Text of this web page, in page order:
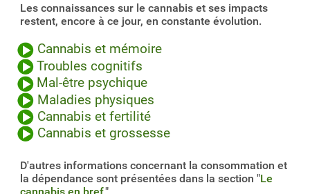
Les connaissances sur le cannabis et ses impacts
restent, encore à ce jour, en constante évolution.
Cannabis et mémoire
Troubles cognitifs
Mal-être psychique
Maladies physiques
Cannabis et fertilité
Cannabis et grossesse
D'autres informations concernant la consommation et
la dépendance sont présentées dans la section "Le